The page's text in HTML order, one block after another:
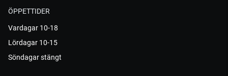
ÖPPETTIDER
Vardagar 10-18
Lördagar 10-15
Söndagar stängt